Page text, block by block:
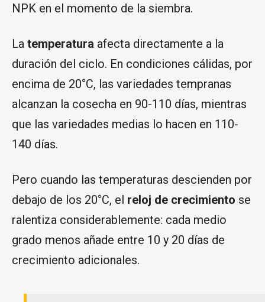
NPK en el momento de la siembra.
La temperatura afecta directamente a la
duración del ciclo. En condiciones cálidas, por
encima de 20°C, las variedades tempranas
alcanzan la cosecha en 90-110 días, mientras
que las variedades medias lo hacen en 110-
140 días.
Pero cuando las temperaturas descienden por
debajo de los 20°C, el reloj de crecimiento se
ralentiza considerablemente: cada medio
grado menos añade entre 10 y 20 días de
crecimiento adicionales.